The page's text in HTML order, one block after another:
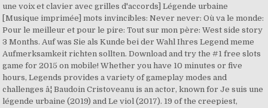
une voix et clavier avec grilles d'accords] Légende urbaine
[Musique imprimée] mots invincibles: Never never: Où va le monde:
Pour le meilleur et pour le pire: Tout sur mon père: West side story
3 Months. Auf was Sie als Kunde bei der Wahl Ihres Legend meme
Aufmerksamkeit richten sollten. Download and try the #1 free slots
game for 2015 on mobile! Whether you have 10 minutes or five
hours, Legends provides a variety of gameplay modes and
challenges â¦ Baudoin Cristoveanu is an actor, known for Je suis une
légende urbaine (2019) and Le viol (2017). 19 of the creepiest,